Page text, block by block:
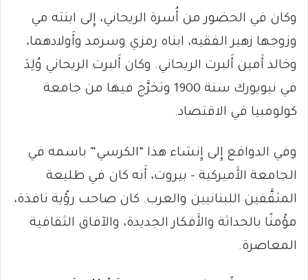
وكان في الحضور من أُسرة الريحاني، إِلى ابنته مي
وزوجها زهير الفقيه، ابناه رمزي وسرمد وأَولادهما،
وخالد أَمين أَلبرت الريحاني. وكان أَلبرت الريحاني وُلِدَ
في نيويورك سنة 1900 وتخرَّج فيها من جامعة
كولومبيا في الاقتصاد.
وفي الدوافع إِلى إِنشاء هذا “الكرسي” باسمه في
الجامعة الأَميركية – بيروت، أَنه كان في طليعة
المثقَّفين اللبنانيين والعرب. كان صاحب رؤْية نافذة،
مؤْمنًا بالحداثة والأَفكار الجديدة، والآفاق الثقافية
المعاصرة.